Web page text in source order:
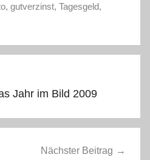
, gutverzinst, Tagesgeld,
Jahr im Bild 2009
Nächster Beitrag